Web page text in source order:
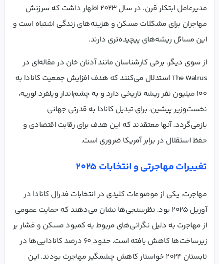
مدیرعامل ابتکار قرن، در سال ۲۰۲۳ اظهار داشت که سرزنش
مهاجران برای مشکلات مسکن و هزینه‌های زندگی اشتباه است و
این مسائل ریشه‌های پیچیده‌تری دارند.
از سوی دیگر، برخی کارشناسان مانند آدنان خان در مقاله‌ای در
The Walrus استدلال می‌کنند که هدف افزایش جمعیت کانادا به
۱۰۰ میلیون نفر ریشه تاریخی دارد و به چشم‌انداز ویلفرد لوریه،
نخست‌وزیر پیشین، برای تبدیل کانادا به قدرتی جهانی
بازمی‌گردد. آنها معتقدند که این هدف برای رقابت اقتصادی و
حفظ استقلال در برابر آمریکا ضروری است.
تغییرات مهاجرتی و انتخابات ۲۰۲۵
مهاجرت، یکی از موضوعات کلیدی در انتخابات فدرال کانادا در
آوریل ۲۰۲۵ بود. نظرسنجی‌ها نشان می‌دهند که حمایت عمومی
از مهاجرت به دلیل نگرانی‌های مربوط به کمبود مسکن و فشار بر
زیرساخت‌ها کاهش یافته است. حدود ۶۰ درصد کانادایی‌ها در
تابستان ۲۰۲۴ خواستار کاهش چشمگیر مهاجرت بودند. این